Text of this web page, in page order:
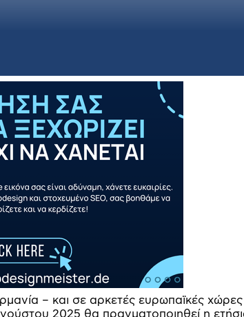
– και σε αρκετές ευρωπαϊκές